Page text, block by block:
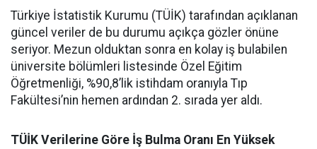
​Türkiye İstatistik Kurumu (TÜİK) tarafından açıklanan
güncel veriler de bu durumu açıkça gözler önüne
seriyor. Mezun olduktan sonra en kolay iş bulabilen
üniversite bölümleri listesinde Özel Eğitim
Öğretmenliği, %90,8’lik istihdam oranıyla Tıp
Fakültesi’nin hemen ardından 2. sırada yer aldı.
​TÜİK Verilerine Göre İş Bulma Oranı En Yüksek